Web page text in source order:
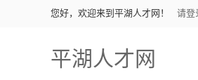
您好，欢迎来到平湖人才网！ 请登
平湖人才网